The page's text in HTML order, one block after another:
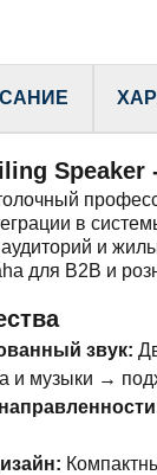
в
и
для B2B и
звук:
и музыки →